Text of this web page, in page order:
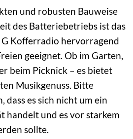
und robusten Bauweise
des Batteriebetriebs ist das
Kofferradio hervorragend
geeignet. Ob im Garten,
beim Picknick – es bietet
Musikgenuss. Bitte
dass es sich nicht um ein
handelt und es vor starkem
sollte.